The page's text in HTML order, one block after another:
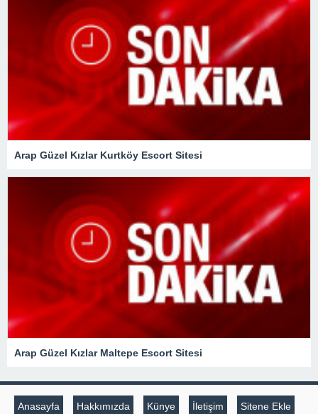
Arap Güzel Kızlar Kurtköy Escort Sitesi
Arap Güzel Kızlar Maltepe Escort Sitesi
Anasayfa Hakkımızda Künye İletişim Sitene Ekle